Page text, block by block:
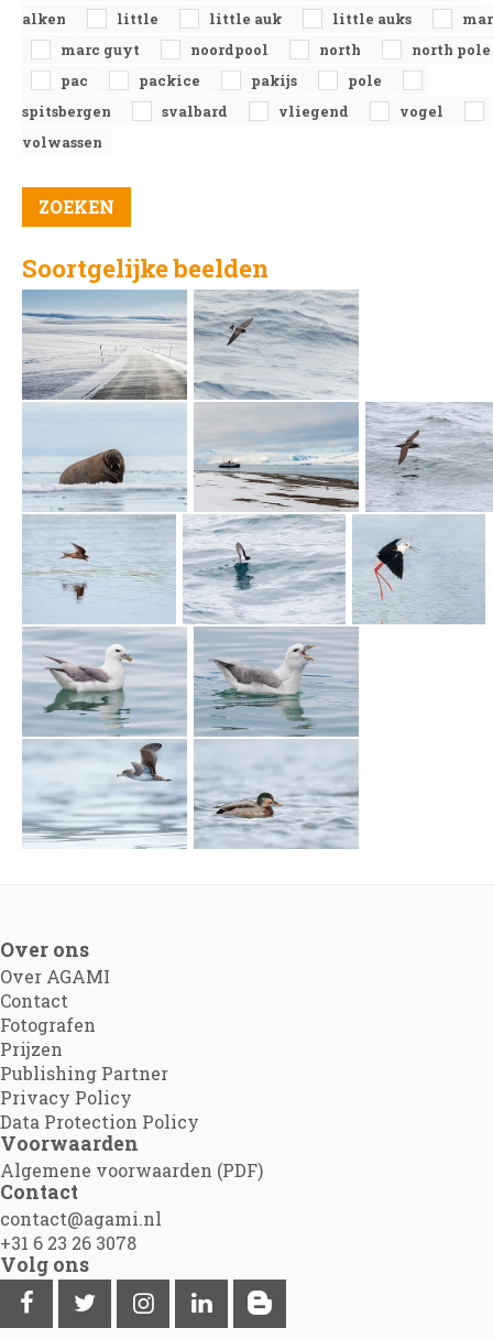
alken
little little auk little auks
marc guyt
noordpool north
north pole
pac
packice pakijs
pole
spitsbergen
svalbard vliegend
vogel
volwassen
Soortgelijke beelden
Over ons
Over AGAMI
Contact
Fotografen
Prijzen
Publishing Partner
Privacy Policy
Data Protection Policy
Voorwaarden
Algemene voorwaarden (PDF)
Contact
contact@agami.nl
+31 6 23 26 3078
Volg ons